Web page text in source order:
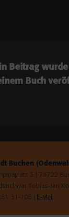
Beitrag
Buch
Buchen
3 | 74722
Tobias-Jan
31-108 | E-Mail